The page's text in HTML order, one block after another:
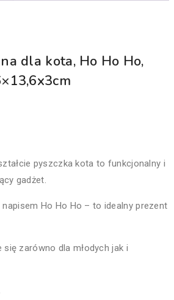
dla kota, Ho Ho Ho,
pyszczka kota to funkcjonalny i
gadżet.
Ho Ho Ho – to idealny prezent
zarówno dla młodych jak i